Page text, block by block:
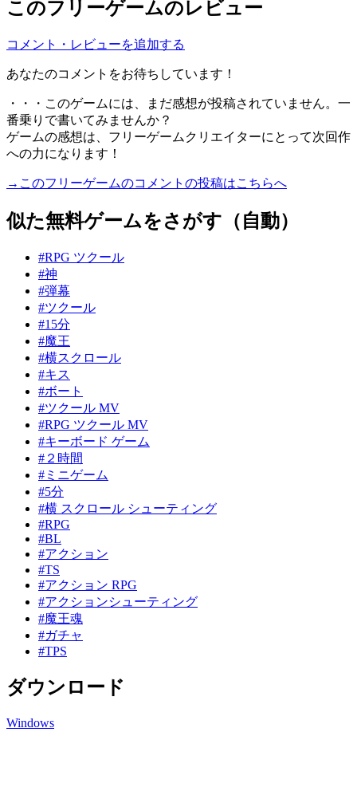
このフリーゲームのレビュー
コメント・レビューを追加する
あなたのコメントをお待ちしています！
・・・このゲームには、まだ感想が投稿されていません。一
番乗りで書いてみませんか？
ゲームの感想は、フリーゲームクリエイターにとって次回作
への力になります！
→このフリーゲームのコメントの投稿はこちらへ
似た無料ゲームをさがす（自動）
#RPG ツクール
#神
#弾幕
#ツクール
#15分
#魔王
#横スクロール
#キス
#ボート
#ツクール MV
#RPG ツクール MV
#キーボード ゲーム
#２時間
#ミニゲーム
#5分
#横 スクロール シューティング
#RPG
#BL
#アクション
#TS
#アクション RPG
#アクションシューティング
#魔王魂
#ガチャ
#TPS
ダウンロード
Windows